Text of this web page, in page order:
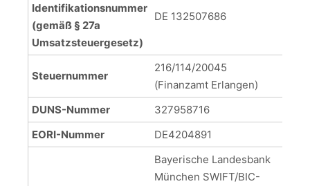
Identifikationsnummer
(gemäß § 27a
Umsatzsteuergesetz)
DE 132507686
Steuernummer
216/114/20045
(Finanzamt Erlangen)
DUNS-Nummer
327958716
EORI-Nummer
DE4204891
Bayerische Landesbank
München SWIFT/BIC-